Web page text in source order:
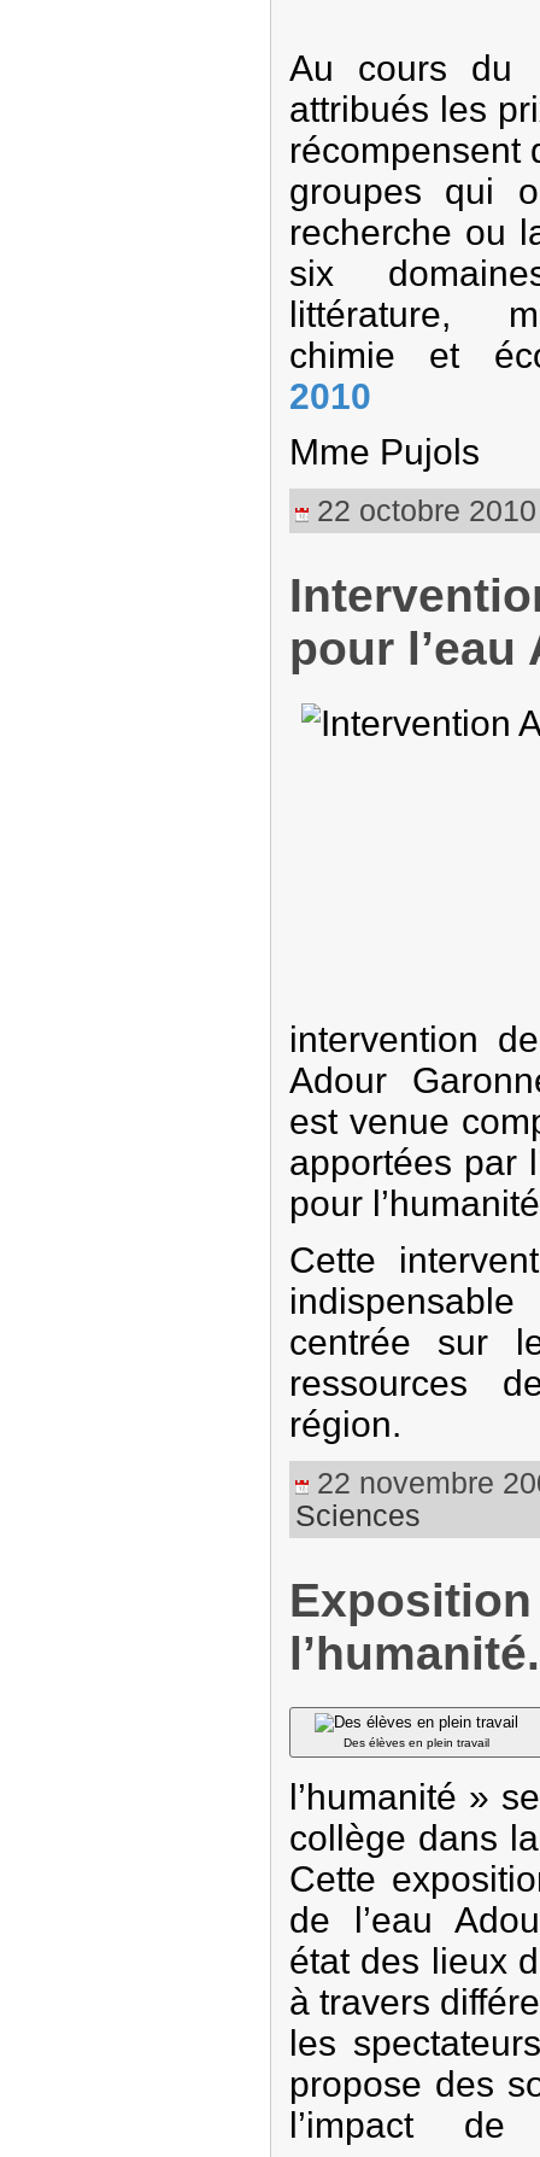
Au cours du
attribués les
récompensent
groupes qui
recherche ou
six
littérature,
chimie et
2010
Mme Pujols
22 octobre
pour l’eau
intervention
Adour
est venue
apportées par
pour
Cette
centrée sur
ressources
région.
22 novembre
Sciences
Exposition
l’humanité.
Des élèves en plein travail
l’humanité »
collège dans
Cette
de l’eau
état des lieux
à travers
les
propose des
l’impact